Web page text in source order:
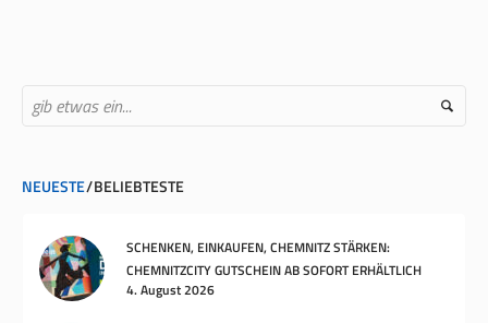
NEUESTE BELIEBTESTE
SCHENKEN, EINKAUFEN, CHEMNITZ STÄRKEN:
CHEMNITZCITY GUTSCHEIN AB SOFORT ERHÄLTLICH
4. August 2026